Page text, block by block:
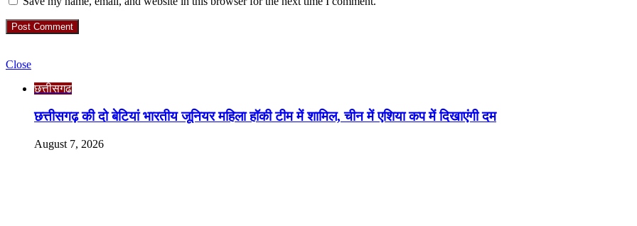
Close
छत्तीसगढ
छत्तीसगढ़ की दो बेटियां भारतीय जूनियर महिला हॉकी टीम में शामिल, चीन में एशिया कप में दिखाएंगी दम
August 7, 2026